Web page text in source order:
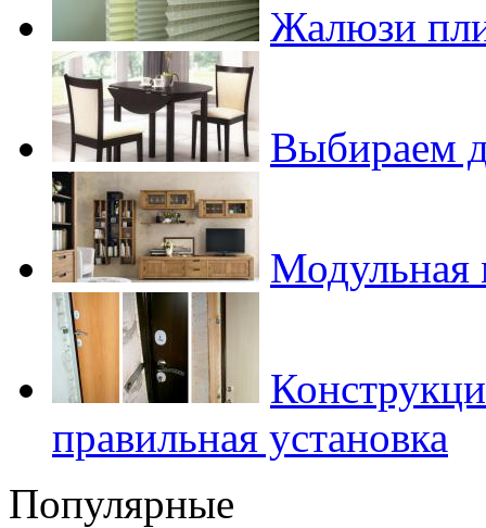
Жалюзи
Выбираем
Модульная
правильная установка
Популярные